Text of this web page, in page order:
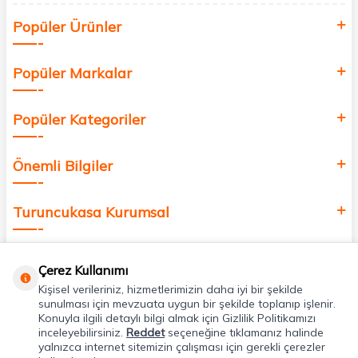
değer katmak için bize katılın!
Popüler Ürünler
Popüler Markalar
Popüler Kategoriler
Önemli Bilgiler
Turuncukasa Kurumsal
Uygulamalarımız
Adres & İletişim
Çerez Kullanımı
Kişisel verileriniz, hizmetlerimizin daha iyi bir şekilde
sunulması için mevzuata uygun bir şekilde toplanıp işlenir.
Konuyla ilgili detaylı bilgi almak için Gizlilik Politikamızı
inceleyebilirsiniz. Reddetseçeneğine tıklamanız halinde
yalnızca internet sitemizin çalışması için gerekli çerezler